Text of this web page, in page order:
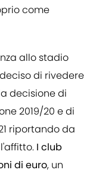
come
allo stadio
di rivedere
decisione di
2019/20 e di
riportando da
I club
di euro, un